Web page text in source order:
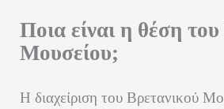
Ποια είναι η θέση
Μουσείου;
Η διαχείριση του Βρετανικού